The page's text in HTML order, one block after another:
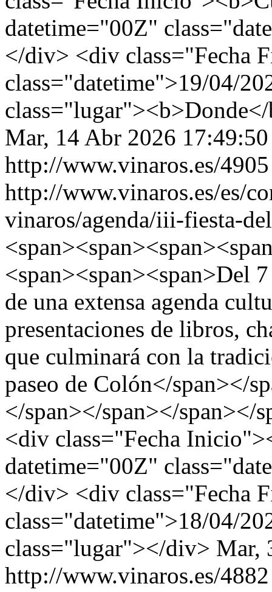
datetime="00Z"
</div> <div class="Fecha
class="datetime">19/04/
Mar, 14 Abr 2026
http://www.vinaros.es/4905
http://www.vinaros.es/es/
vinaros/agenda/iii-fiesta-
<span><span><span>Del
de una extensa agenda
presentaciones de libros,
que culminará con la
paseo de Colón</span></
</span></span></span></
<div class="Fecha
datetime="00Z"
</div> <div class="Fecha
class="datetime">18/04/
class="lugar"></div> Mar,
http://www.vinaros.es/4882